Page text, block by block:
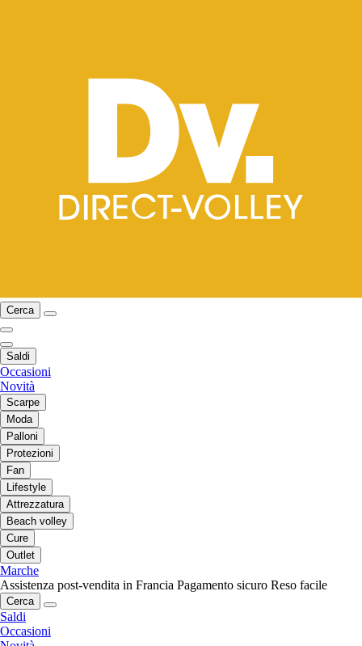
Cerca
Saldi
Occasioni
Novità
Scarpe
Moda
Palloni
Protezioni
Fan
Lifestyle
Attrezzatura
Beach volley
Cure
Outlet
Marche
Assistenza post-vendita in Francia Pagamento sicuro Reso facile
Cerca
Saldi
Occasioni